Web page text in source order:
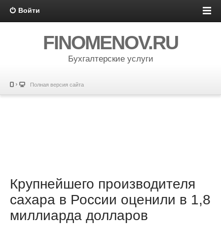
Войти
FINOMENOV.RU
Бухгалтерские услуги
Полная версия сайта
Крупнейшего производителя
сахара в России оценили в 1,8
миллиарда долларов